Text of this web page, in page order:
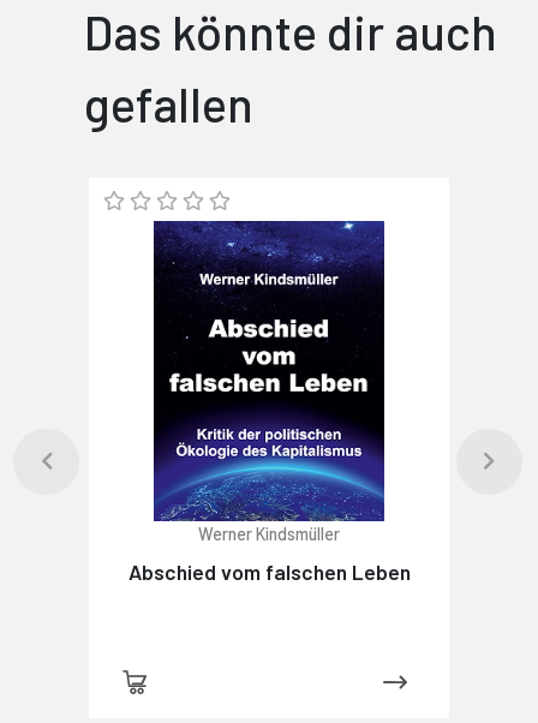
Das könnte dir auch
gefallen
Werner Kindsmüller
Abschied vom falschen Leben